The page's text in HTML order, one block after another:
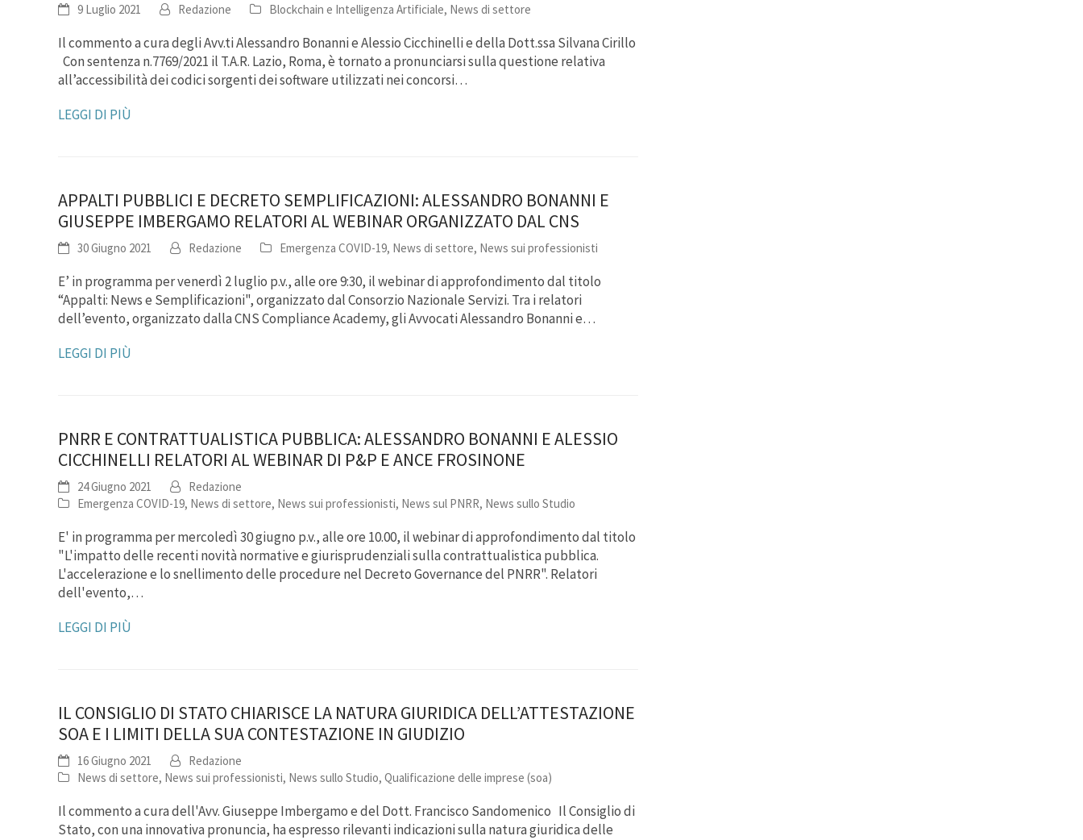
9 Luglio 2021 Redazione Blockchain e Intelligenza Artificiale, News di settore
Il commento a cura degli Avv.ti Alessandro Bonanni e Alessio Cicchinelli e della Dott.ssa Silvana Cirillo
Con sentenza n.7769/2021 il T.A.R. Lazio, Roma, è tornato a pronunciarsi sulla questione relativa
all’accessibilità dei codici sorgenti dei software utilizzati nei concorsi…
LEGGI DI PIÙ
APPALTI PUBBLICI E DECRETO SEMPLIFICAZIONI: ALESSANDRO BONANNI E
GIUSEPPE IMBERGAMO RELATORI AL WEBINAR ORGANIZZATO DAL CNS
30 Giugno 2021 Redazione Emergenza COVID-19, News di settore, News sui professionisti
E’ in programma per venerdì 2 luglio p.v., alle ore 9:30, il webinar di approfondimento dal titolo
“Appalti: News e Semplificazioni", organizzato dal Consorzio Nazionale Servizi. Tra i relatori
dell’evento, organizzato dalla CNS Compliance Academy, gli Avvocati Alessandro Bonanni e…
LEGGI DI PIÙ
PNRR E CONTRATTUALISTICA PUBBLICA: ALESSANDRO BONANNI E ALESSIO
CICCHINELLI RELATORI AL WEBINAR DI P&P E ANCE FROSINONE
24 Giugno 2021
Redazione
Emergenza COVID-19, News di settore, News sui professionisti, News sul PNRR, News sullo Studio
E' in programma per mercoledì 30 giugno p.v., alle ore 10.00, il webinar di approfondimento dal titolo
"L'impatto delle recenti novità normative e giurisprudenziali sulla contrattualistica pubblica.
L'accelerazione e lo snellimento delle procedure nel Decreto Governance del PNRR". Relatori
dell'evento,…
LEGGI DI PIÙ
IL CONSIGLIO DI STATO CHIARISCE LA NATURA GIURIDICA DELL’ATTESTAZIONE
SOA E I LIMITI DELLA SUA CONTESTAZIONE IN GIUDIZIO
16 Giugno 2021
Redazione
News di settore, News sui professionisti, News sullo Studio, Qualificazione delle imprese (soa)
Il commento a cura dell'Avv. Giuseppe Imbergamo e del Dott. Francisco Sandomenico Il Consiglio di
Stato, con una innovativa pronuncia, ha espresso rilevanti indicazioni sulla natura giuridica delle